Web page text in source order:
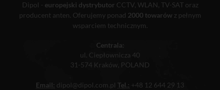
Dipol - europejski dystrybutor CCTV, WLAN, TV-SAT oraz
producent anten. Oferujemy ponad 2000 towarówz pełnym
wsparciem technicznym.
Centrala:
ul. Ciepłownicza 40
31-574 Kraków, POLAND
Email: dipol@dipol.com.pl Tel.: +48 12 644 29 13